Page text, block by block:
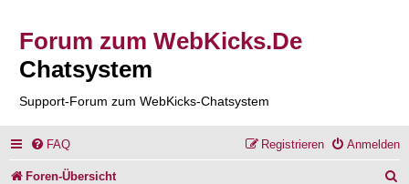
Forum zum WebKicks.De
Chatsystem
Support-Forum zum WebKicks-Chatsystem
FAQ Anmelden
Registrieren
Foren-Übersicht